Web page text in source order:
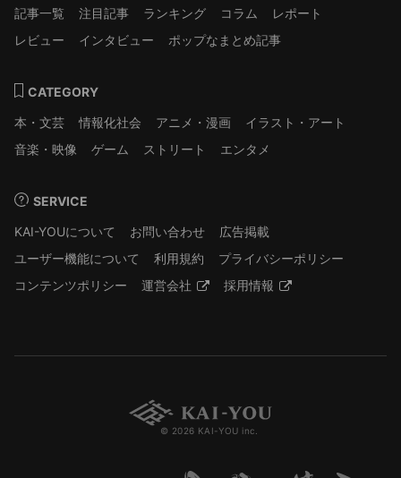
記事一覧
注目記事 ランキング コラム
レポート
レビュー
インタビュー ポップなまとめ記事
CATEGORY
本・文芸
情報化社会 アニメ・漫画
イラスト・アート
音楽・映像
ゲーム ストリート エンタメ
SERVICE
KAI-YOUについて
お問い合わせ
広告掲載
ユーザー機能について
利用規約
プライバシーポリシー
コンテンツポリシー
運営会社 採用情報
© 2026 KAI-YOU inc.